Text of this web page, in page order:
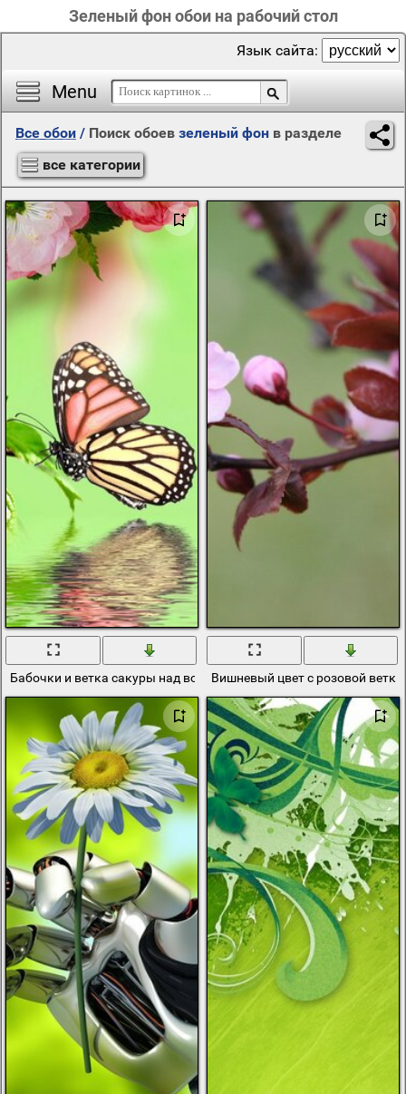
Зеленый фон обои на рабочий стол
Menu
Язык сайта:
Все обои / Поиск обоев зеленый фон в разделе
все категории
Бабочки и ветка сакуры над водой на зеленом фоне
Вишневый цвет с розовой